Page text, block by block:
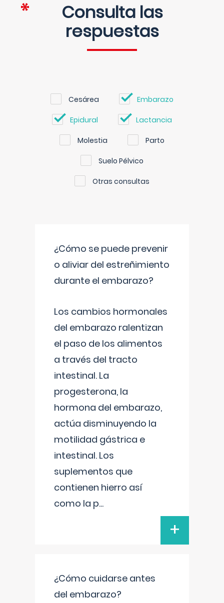
Consulta las
respuestas
Cesárea Embarazo
Epidural Lactancia
Molestia Parto
Suelo Pélvico
Otras consultas
¿Cómo se puede prevenir
o aliviar del estreñimiento
durante el embarazo?
Los cambios hormonales
del embarazo ralentizan
el paso de los alimentos
a través del tracto
intestinal. La
progesterona, la
hormona del embarazo,
actúa disminuyendo la
motilidad gástrica e
intestinal. Los
suplementos que
contienen hierro así
como la p...
+
¿Cómo cuidarse antes
del embarazo?